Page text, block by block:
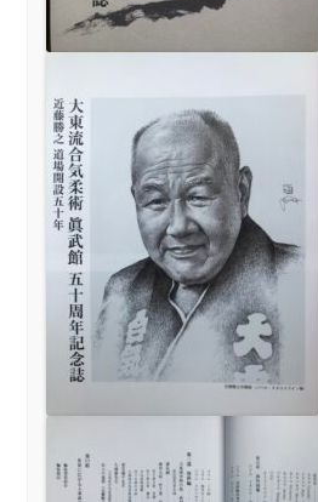
明鏡止水
正伝・大東流合気柔術大全
▼ 本部道場
見学随時受付中
▼ 一刀流剣術
一刀流剣術
▼ お問合せ
▼ English
About Daito-ryu